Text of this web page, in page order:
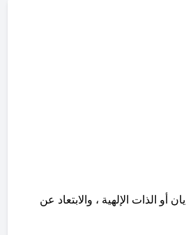
الذات الإلهية ، والابتعاد عن